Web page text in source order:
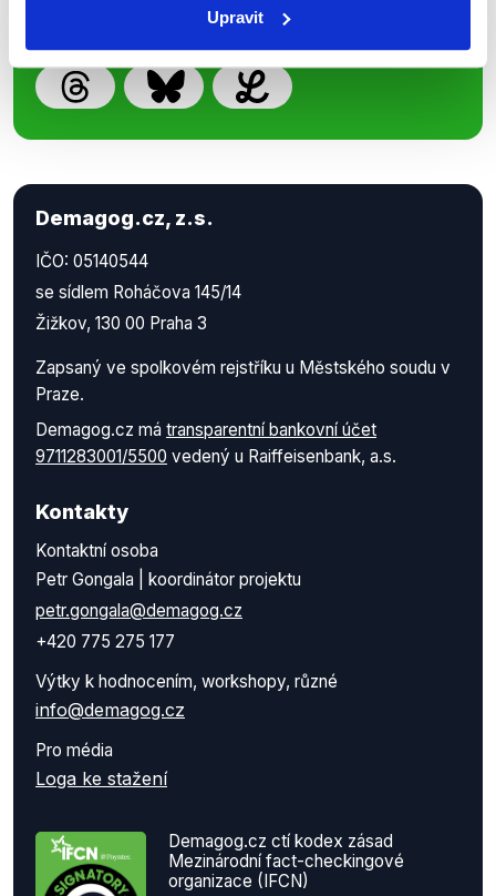
Upravit
Demagog.cz, z.s.
IČO: 05140544
se sídlem Roháčova 145/14
Žižkov, 130 00 Praha 3
Zapsaný ve spolkovém rejstříku u Městského soudu v
Praze.
Demagog.cz má transparentní bankovní účet
9711283001/5500 vedený u Raiffeisenbank, a.s.
Kontakty
Kontaktní osoba
Petr Gongala | koordinátor projektu
petr.gongala@demagog.cz
+420 775 275 177
Výtky k hodnocením, workshopy, různé
info@demagog.cz
Pro média
Loga ke stažení
Demagog.cz ctí kodex zásad
Mezinárodní fact-checkingové
organizace (IFCN)